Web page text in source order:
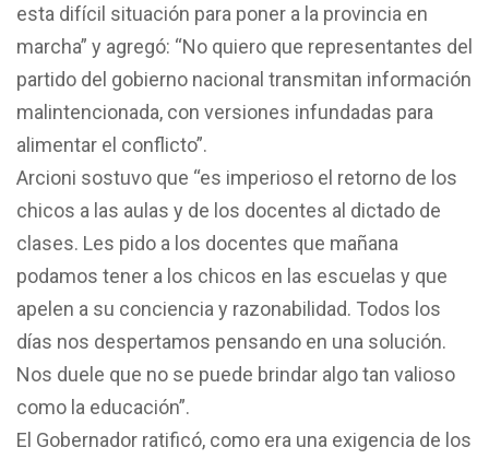
esta difícil situación para poner a la provincia en
marcha” y agregó: “No quiero que representantes del
partido del gobierno nacional transmitan información
malintencionada, con versiones infundadas para
alimentar el conflicto”.
Arcioni sostuvo que “es imperioso el retorno de los
chicos a las aulas y de los docentes al dictado de
clases. Les pido a los docentes que mañana
podamos tener a los chicos en las escuelas y que
apelen a su conciencia y razonabilidad. Todos los
días nos despertamos pensando en una solución.
Nos duele que no se puede brindar algo tan valioso
como la educación”.
El Gobernador ratificó, como era una exigencia de los